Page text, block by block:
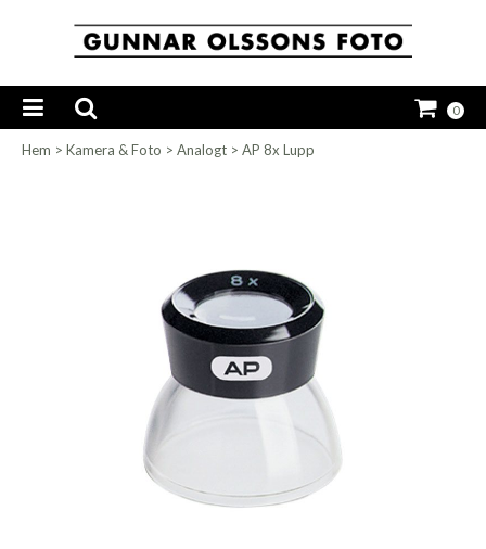
0
Hem > Kamera & Foto > Analogt > AP 8x Lupp